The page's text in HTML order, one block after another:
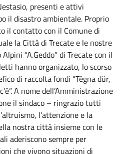
presenti e attivi
il disastro ambientale. Proprio
il contatto con il Comune di
la Città di Trecate e le nostre
“A.Geddo” di Trecate con il
hanno organizzato, lo scorso
di raccolta fondi “Tégna dür,
A nome dell’Amministrazione
il sindaco – ringrazio tutti
l’attenzione e la
nostra città insieme con le
aderiscono sempre per
che vivono situazioni di